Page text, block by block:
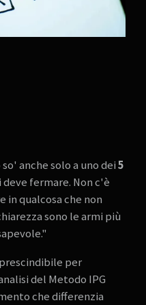
anche solo a uno dei5
deve fermare. Non c'è
in qualcosa che non
sono le armi più
per
del Metodo IPG
che differenzia